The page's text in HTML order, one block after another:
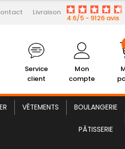
Livraison
4.6/5 - 9126 avis
Service
client
Mon
compte
VÊTEMENTS BOULANGERIE
PÂTISSERIE
Mon Compte